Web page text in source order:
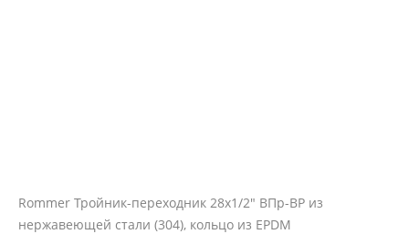
Rommer Тройник-переходник 28х1/2" ВПр-ВР из
нержавеющей стали (304), кольцо из EPDM